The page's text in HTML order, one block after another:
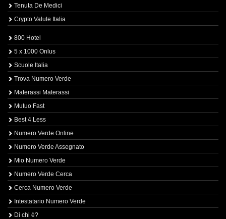
Tenuta De Medici
Crypto Valute Italia
800 Hotel
5 x 1000 Onlus
Scuole Italia
Trova Numero Verde
Materassi Materassi
Mutuo Fast
Best 4 Less
Numero Verde Online
Numero Verde Assegnato
Mio Numero Verde
Numero Verde Cerca
Cerca Numero Verde
Intestatario Numero Verde
Di chi è?